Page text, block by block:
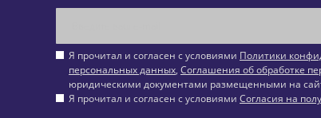
Я прочитал и согласен с условиями Политики
персональных данных, Соглашения об обработке
юридическими документами размещенными на
Я прочитал и согласен с условиями Согласия на